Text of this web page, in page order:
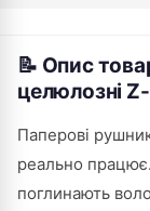
📝 Опис
целюлозні Z-
Паперові
реально
поглинають